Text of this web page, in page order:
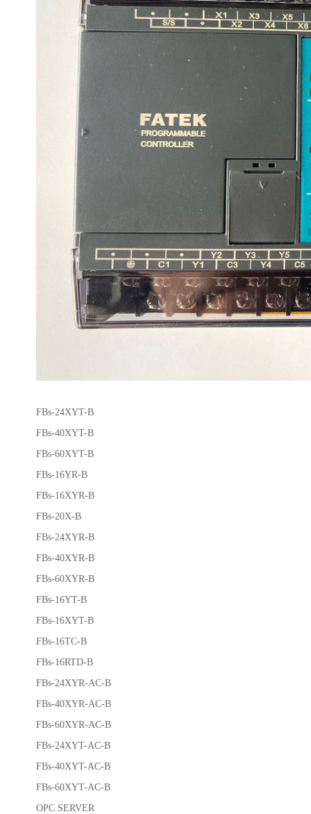
FBs-24XYT-B
FBs-40XYT-B
FBs-60XYT-B
FBs-16YR-B
FBs-16XYR-B
FBs-20X-B
FBs-24XYR-B
FBs-40XYR-B
FBs-60XYR-B
FBs-16YT-B
FBs-16XYT-B
FBs-16TC-B
FBs-16RTD-B
FBs-24XYR-AC-B
FBs-40XYR-AC-B
FBs-60XYR-AC-B
FBs-24XYT-AC-B
FBs-40XYT-AC-B
FBs-60XYT-AC-B
OPC SERVER